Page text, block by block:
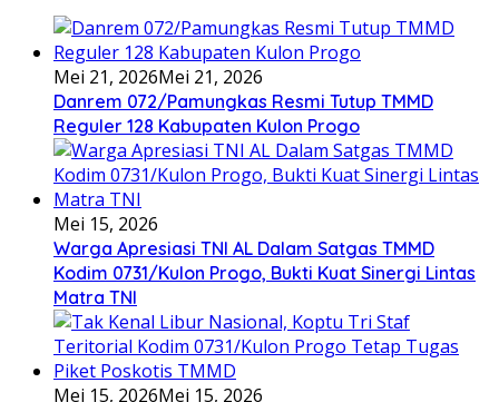
Mei 21, 2026Mei 21, 2026
Danrem 072/Pamungkas Resmi Tutup TMMD
Reguler 128 Kabupaten Kulon Progo
Mei 15, 2026
Warga Apresiasi TNI AL Dalam Satgas TMMD
Kodim 0731/Kulon Progo, Bukti Kuat Sinergi Lintas
Matra TNI
Mei 15, 2026Mei 15, 2026